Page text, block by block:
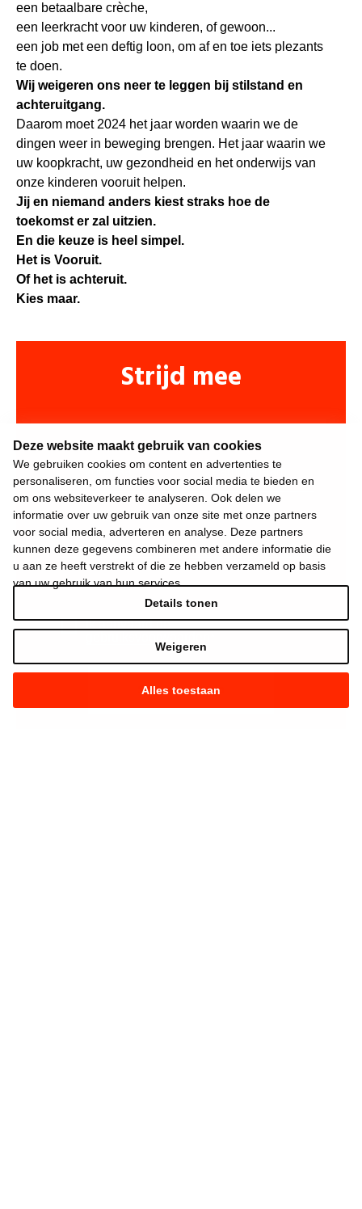
Deze website maakt gebruik van cookies
We gebruiken cookies om content en advertenties te
personaliseren, om functies voor social media te bieden en
om ons websiteverkeer te analyseren. Ook delen we
informatie over uw gebruik van onze site met onze partners
voor social media, adverteren en analyse. Deze partners
kunnen deze gegevens combineren met andere informatie die
u aan ze heeft verstrekt of die ze hebben verzameld op basis
van uw gebruik van hun services.
Alles toestaan
Weigeren
Details tonen
een betaalbare crèche,
een leerkracht voor uw kinderen, of gewoon...
een job met een deftig loon, om af en toe iets plezants
te doen.
Wij weigeren ons neer te leggen bij stilstand en
achteruitgang.
Daarom moet 2024 het jaar worden waarin we de
dingen weer in beweging brengen. Het jaar waarin we
uw koopkracht, uw gezondheid en het onderwijs van
onze kinderen vooruit helpen.
Jij en niemand anders kiest straks hoe de
toekomst er zal uitzien.
En die keuze is heel simpel.
Het is Vooruit.
Of het is achteruit.
Kies maar.
Strijd mee
Ik aanvaard de